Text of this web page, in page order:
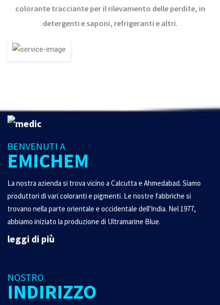
colorante tracciante per il rilevamento delle perdite, in
detergenti e saponi, refrigeranti e altri.
BENVENUTI A
EMICHEM
La nostra azienda si trova vicino a Calcutta e Ahmedabad. Siamo
produttori di vari coloranti e pigmenti. Le nostre fabbriche si
trovano nella parte orientale e occidentale dell'India. Nel 1977,
abbiamo iniziato la produzione di Ultramarine Blue.
leggi di più
NOSTRO
INDIRIZZO